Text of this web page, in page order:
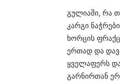
გულიაში, რა
კარგი
ხორცის
ერთად და
ყველაფერს
გარნირთან